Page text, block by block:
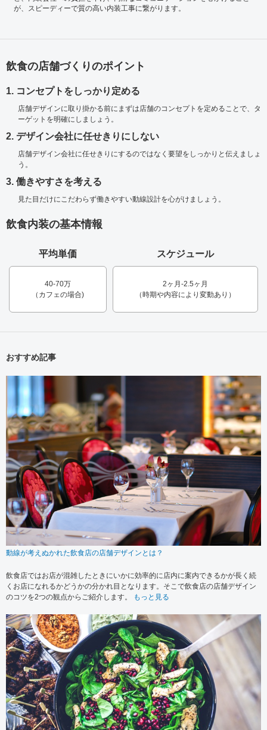
が、スピーディーで質の高い内装工事に繋がります。
飲食の店舗づくりのポイント
1. コンセプトをしっかり定める
店舗デザインに取り掛かる前にまずは店舗のコンセプトを定めることで、タ
ーゲットを明確にしましょう。
2. デザイン会社に任せきりにしない
店舗デザイン会社に任せきりにするのではなく要望をしっかりと伝えましょ
う。
3. 働きやすさを考える
見た目だけにこだわらず働きやすい動線設計を心がけましょう。
飲食内装の基本情報
平均単価
40-70万
（カフェの場合)
スケジュール
2ヶ月-2.5ヶ月
（時期や内容により変動あり）
おすすめ記事
動線が考えぬかれた飲食店の店舗デザインとは？
飲食店ではお店が混雑したときにいかに効率的に店内に案内できるかが長く続
くお店になれるかどうかの分かれ目となります。そこで飲食店の店舗デザイン
のコツを2つの観点からご紹介します。
もっと見る